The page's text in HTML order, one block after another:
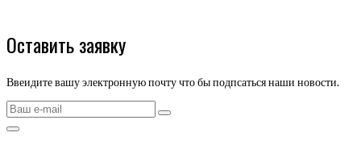
Оставить заявку
Ввеидите вашу электронную почту что бы подпсаться наши новости.